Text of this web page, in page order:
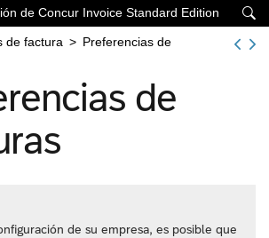

de Concur Invoice Standard Edition
de factura > Preferencias de
de
de su empresa, es posible que